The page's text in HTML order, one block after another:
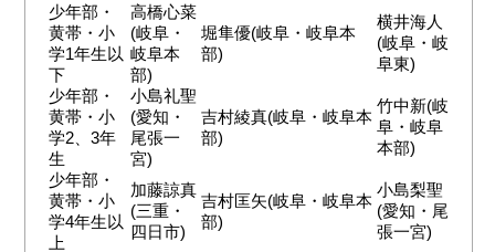
少年部・
黄帯・小
学1年生以
下
高橋心菜
(岐阜・
岐阜本
部)
堀隼優(岐阜・岐阜本
部)
横井海人
(岐阜・岐
阜東)
少年部・
黄帯・小
学2、3年
生
小島礼聖
(愛知・
尾張一
宮)
吉村綾真(岐阜・岐阜本
部)
竹中新(岐
阜・岐阜
本部)
少年部・
黄帯・小
学4年生以
上
加藤諒真
(三重・
四日市)
吉村匡矢(岐阜・岐阜本
部)
小島梨聖
(愛知・尾
張一宮)